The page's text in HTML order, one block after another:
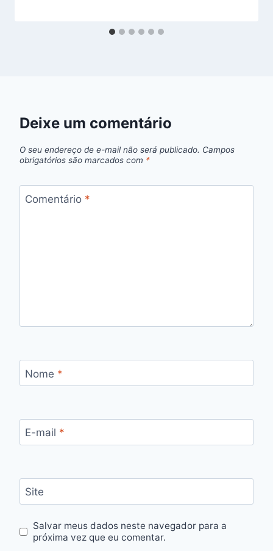
Deixe um comentário
O seu endereço de e-mail não será publicado. Campos
obrigatórios são marcados com *
Comentário *
Nome *
E-mail *
Site
Salvar meus dados neste navegador para a
próxima vez que eu comentar.